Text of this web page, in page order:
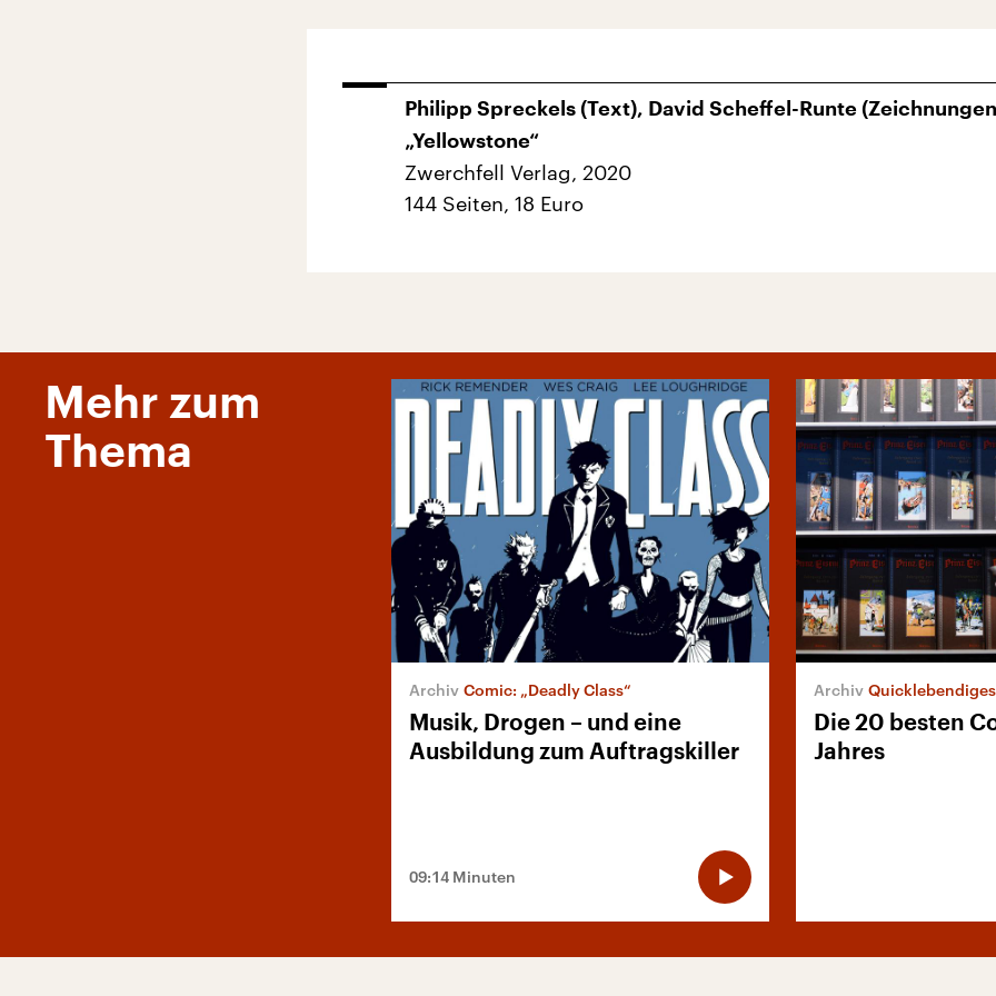
Philipp Spreckels (Text), David Scheffel-Runte
„Yellowstone“
Zwerchfell Verlag, 2020
144 Seiten, 18 Euro
Mehr zum
Thema
Comic: „Deadly Class“
Musik, Drogen – und eine
Ausbildung zum Auftragskiller
09:14 Minuten
Die 20 besten
Jahres